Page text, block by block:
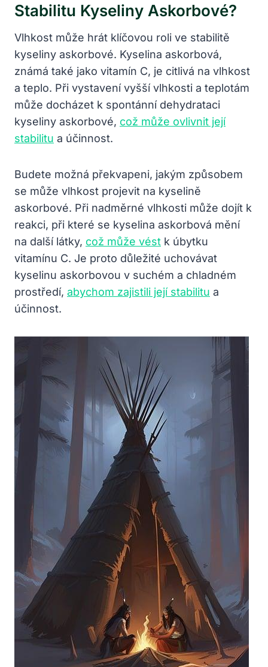
Stabilitu Kyseliny Askorbové?
Vlhkost může hrát klíčovou roli ve stabilitě
kyseliny askorbové. Kyselina askorbová,
známá také jako vitamín C, je citlivá na vlhkost
a teplo. Při vystavení vyšší vlhkosti a teplotám
může docházet k spontánní dehydrataci
kyseliny askorbové, což může ovlivnit její
stabilitu a účinnost.
Budete možná překvapeni, jakým způsobem
se může vlhkost projevit na kyselině
askorbové. Při nadměrné vlhkosti může dojít k
reakci, při které se kyselina askorbová mění
na další látky, což může vést k úbytku
vitamínu C. Je proto důležité uchovávat
kyselinu askorbovou v suchém a chladném
prostředí, abychom zajistili její stabilitu a
účinnost.